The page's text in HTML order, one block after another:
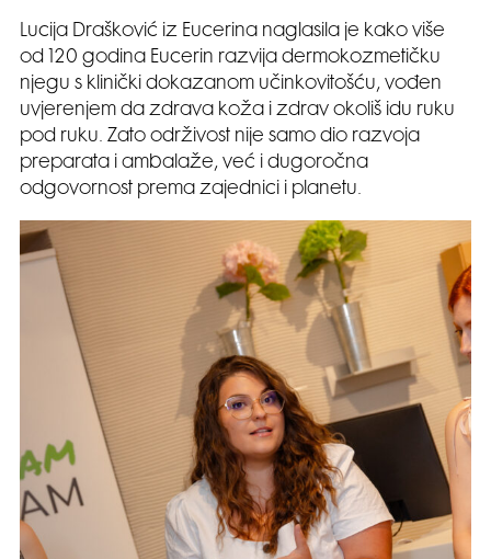
Lucija Drašković iz Eucerina naglasila je kako više
od 120 godina Eucerin razvija dermokozmetičku
njegu s klinički dokazanom učinkovitošću, vođen
uvjerenjem da zdrava koža i zdrav okoliš idu ruku
pod ruku. Zato održivost nije samo dio razvoja
preparata i ambalaže, već i dugoročna
odgovornost prema zajednici i planetu.